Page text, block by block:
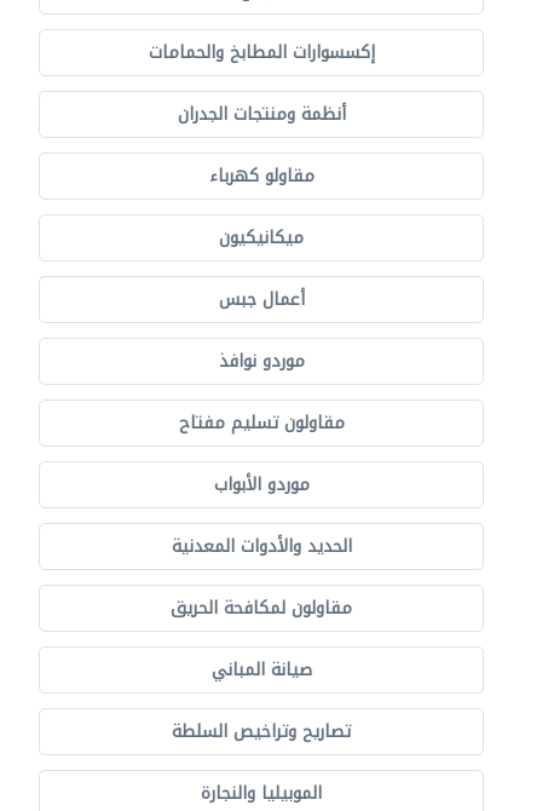
إكسسوارات المطابخ والحمامات
أنظمة ومنتجات الجدران
مقاولو كهرباء
ميكانيكيون
أعمال جبس
موردو نوافذ
مقاولون تسليم مفتاح
موردو الأبواب
الحديد والأدوات المعدنية
مقاولون لمكافحة الحريق
صيانة المباني
تصاريح وتراخيص السلطة
الموبيليا والنجارة